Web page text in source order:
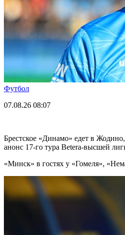
Футбол
07.08.26 08:07
Брестское «Динамо» едет в
анонс 17-го тура Betera-высшей
«Минск» в гостях у «Гомеля»,